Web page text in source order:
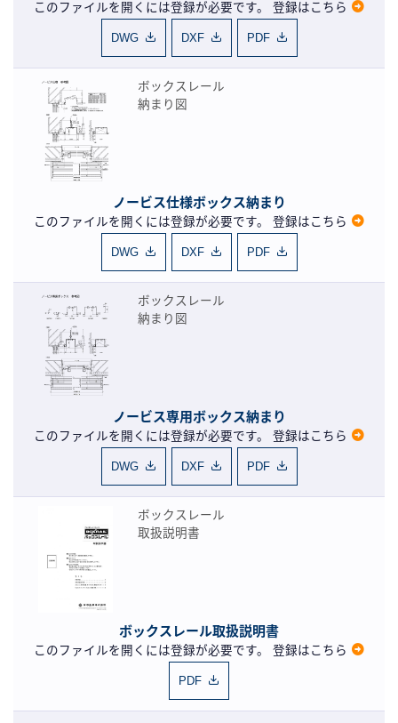
このファイルを開くには登録が必要です。登録はこちら
DWG DXF PDF
ボックスレール
納まり図
ノービス仕様ボックス納まり
このファイルを開くには登録が必要です。登録はこちら
DWG DXF PDF
ボックスレール
納まり図
ノービス専用ボックス納まり
このファイルを開くには登録が必要です。登録はこちら
DWG DXF PDF
ボックスレール
取扱説明書
ボックスレール取扱説明書
このファイルを開くには登録が必要です。登録はこちら
PDF